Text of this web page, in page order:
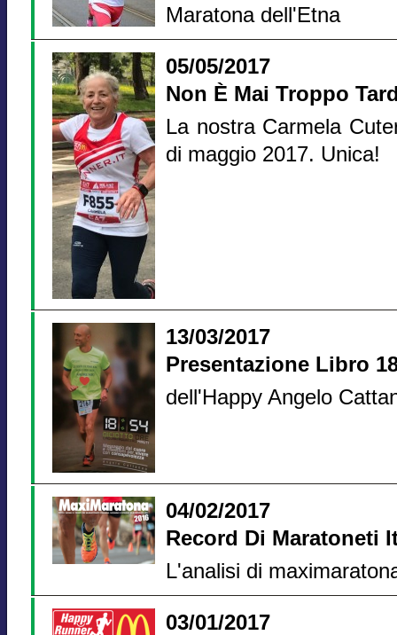
Maratona dell'Etna
05/05/2017
Non È Mai Troppo
La nostra Carmela
di maggio 2017. Unica!
13/03/2017
Presentazione Libro
dell'Happy Angelo
04/02/2017
Record Di Maratoneti
L'analisi di
03/01/2017